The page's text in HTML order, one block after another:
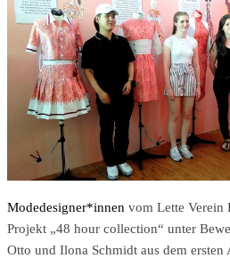
Modedesigner*innen vom Lette Verein
Projekt „48 hour collection“ unter
Otto und Ilona Schmidt aus dem